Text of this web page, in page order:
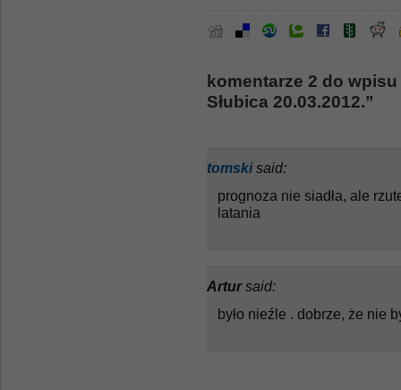
komentarze 2 do
Słubica 20.03.2012.”
tomski said:
prognoza nie siadła, ale
latania
Artursaid:
było nieźle . dobrze, że nie